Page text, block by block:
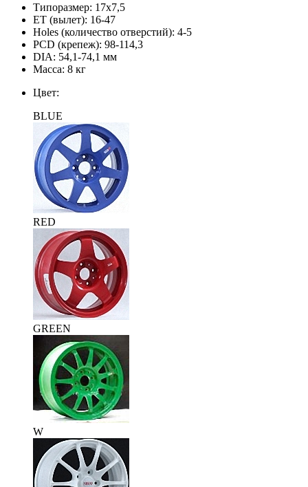
Типоразмер: 17х7,5
ЕТ (вылет): 16-47
Holes (количество отверстий): 4-5
PCD (крепеж): 98-114,3
DIA: 54,1-74,1 мм
Масса: 8 кг
Цвет:
BLUE
RED
GREEN
W